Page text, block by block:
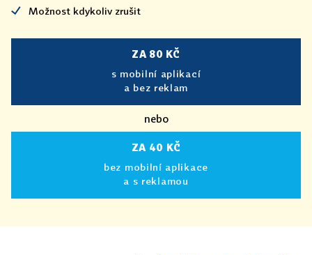
Možnost kdykoliv zrušit
ZA 80 KČ
s mobilní aplikací
a bez reklam
nebo
ZA 40 KČ
bez mobilní aplikace
a s reklamou